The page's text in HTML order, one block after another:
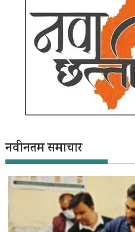
नवीनतम समाचार